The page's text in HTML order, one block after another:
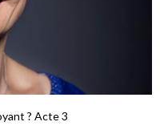
? Acte 3